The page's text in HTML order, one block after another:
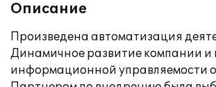
Описание
Произведена автоматизация
Динамичное развитие компании и
информационной управляемости